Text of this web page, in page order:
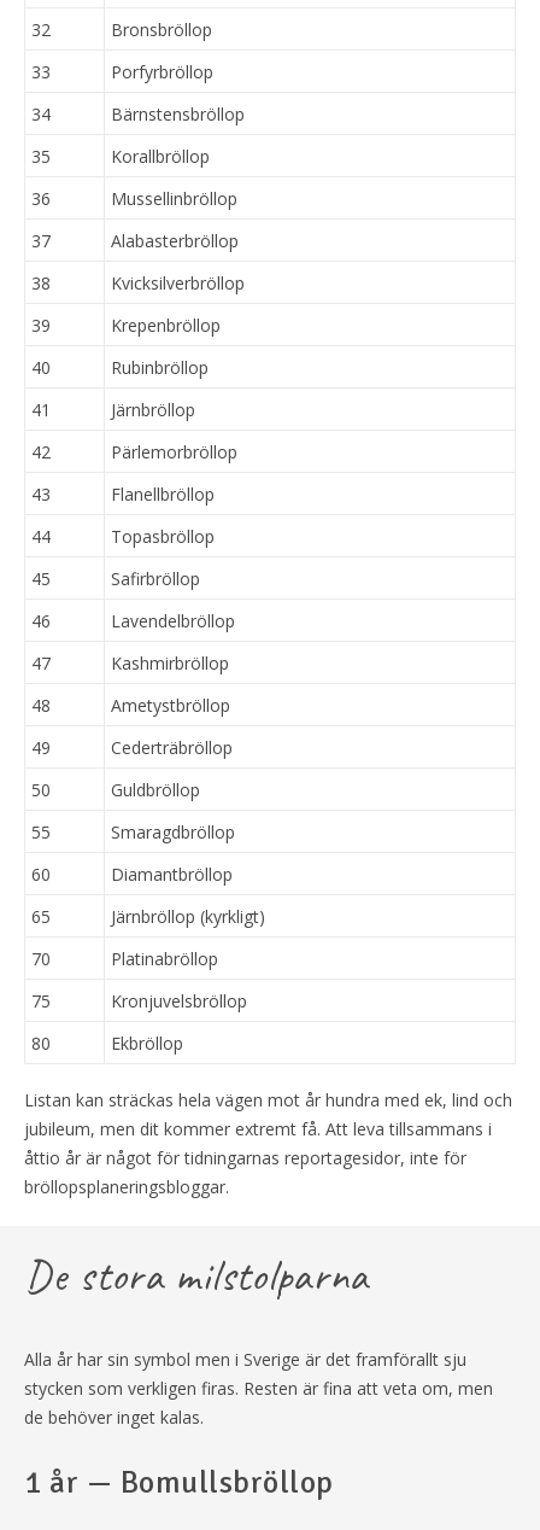
32
Bronsbröllop
33
Porfyrbröllop
34
Bärnstensbröllop
35
Korallbröllop
36
Mussellinbröllop
37
Alabasterbröllop
38
Kvicksilverbröllop
39
Krepenbröllop
40
Rubinbröllop
41
Järnbröllop
42
Pärlemorbröllop
43
Flanellbröllop
44
Topasbröllop
45
Safirbröllop
46
Lavendelbröllop
47
Kashmirbröllop
48
Ametystbröllop
49
Cederträbröllop
50
Guldbröllop
55
Smaragdbröllop
60
Diamantbröllop
65
Järnbröllop (kyrkligt)
70
Platinabröllop
75
Kronjuvelsbröllop
80
Ekbröllop
Listan kan sträckas hela vägen mot år hundra med ek, lind och
jubileum, men dit kommer extremt få. Att leva tillsammans i
åttio år är något för tidningarnas reportagesidor, inte för
bröllopsplaneringsbloggar.
De stora milstolparna
Alla år har sin symbol men i Sverige är det framförallt sju
stycken som verkligen firas. Resten är fina att veta om, men
de behöver inget kalas.
1 år — Bomullsbröllop